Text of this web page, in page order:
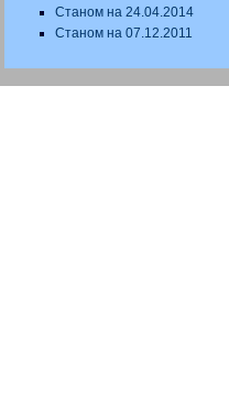
Станом на 24.04.2014
Станом на 07.12.2011